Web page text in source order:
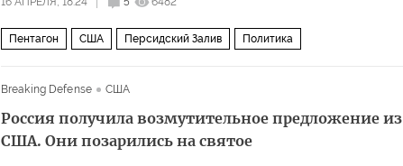
Пентагон США Персидский Залив Политика
Breaking Defense США
Россия получила возмутительное предложение из
США. Они позарились на святое